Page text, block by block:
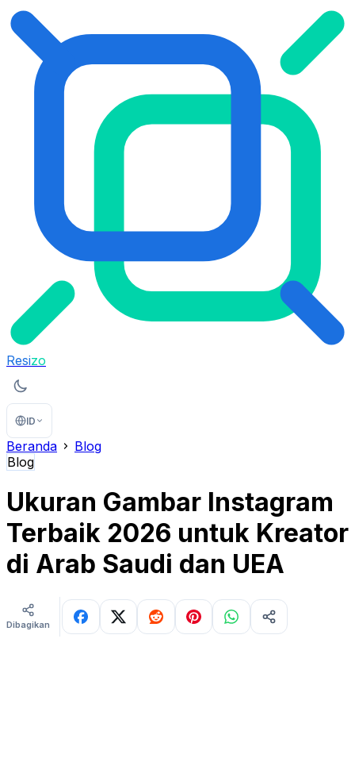
Resizo
ID
Beranda
Blog
Blog
Ukuran Gambar Instagram
Terbaik 2026 untuk Kreator
di Arab Saudi dan UEA
Dibagikan